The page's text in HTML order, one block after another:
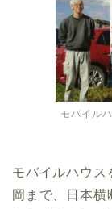
モバイル
モバイルハウス
岡まで、日本横